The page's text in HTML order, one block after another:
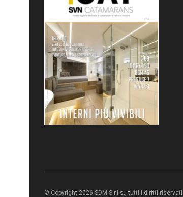
© Copyright 2026 SDM S.r.l.s., tutti i diritti